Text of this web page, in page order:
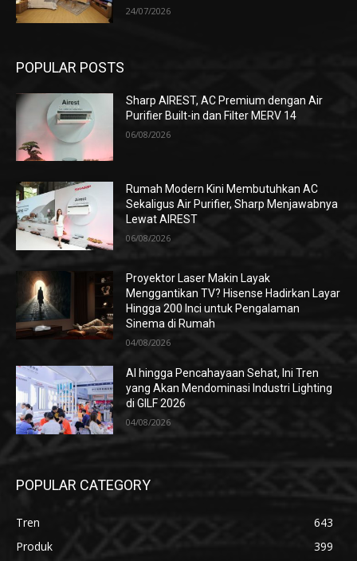
24/07/2026
POPULAR POSTS
Sharp AIREST, AC Premium dengan Air
Purifier Built-in dan Filter MERV 14
06/08/2026
Rumah Modern Kini Membutuhkan AC
Sekaligus Air Purifier, Sharp Menjawabnya
Lewat AIREST
06/08/2026
Proyektor Laser Makin Layak
Menggantikan TV? Hisense Hadirkan Layar
Hingga 200 Inci untuk Pengalaman
Sinema di Rumah
04/08/2026
AI hingga Pencahayaan Sehat, Ini Tren
yang Akan Mendominasi Industri Lighting
di GILF 2026
04/08/2026
POPULAR CATEGORY
Tren
643
Produk
399